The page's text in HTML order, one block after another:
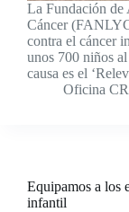
La Fundación de
Cáncer
contra el cáncer
unos 700 niños
causa es el
Oficina
Equipamos a los
infantil